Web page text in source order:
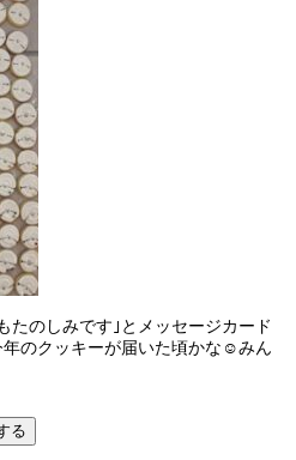
たのしみです｣とメッセージカード
のクッキーが届いた頃かな☺みん
る